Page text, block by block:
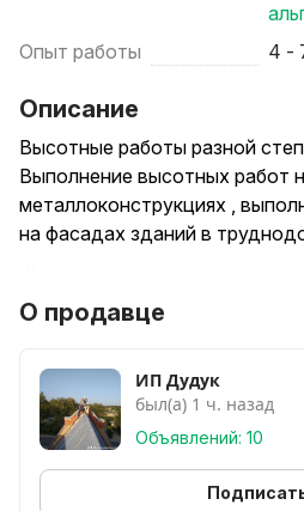
Опыт работы
4 -
Описание
Высотные работы разной
Выполнение высотных работ
металлоконструкциях ,
на фасадах зданий в
О продавце
ИП Дудук
был(а) 1 ч. назад
Объявлений: 10